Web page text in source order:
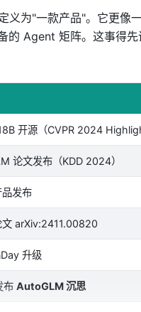
义为"一款产品"。它更像
的 Agent 矩阵。这事得
开源（CVPR 2024
论文发布（KDD 2024）
发布
arXiv:2411.00820
升级
布 AutoGLM 沉思